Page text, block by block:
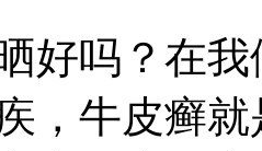
好吗？在
，牛皮癣